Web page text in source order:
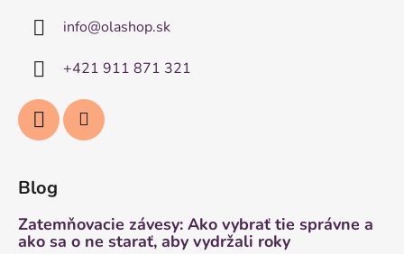
info@olashop.sk
+421 911 871 321
Blog
Zatemňovacie závesy: Ako vybrať tie správne a
ako sa o ne starať, aby vydržali roky